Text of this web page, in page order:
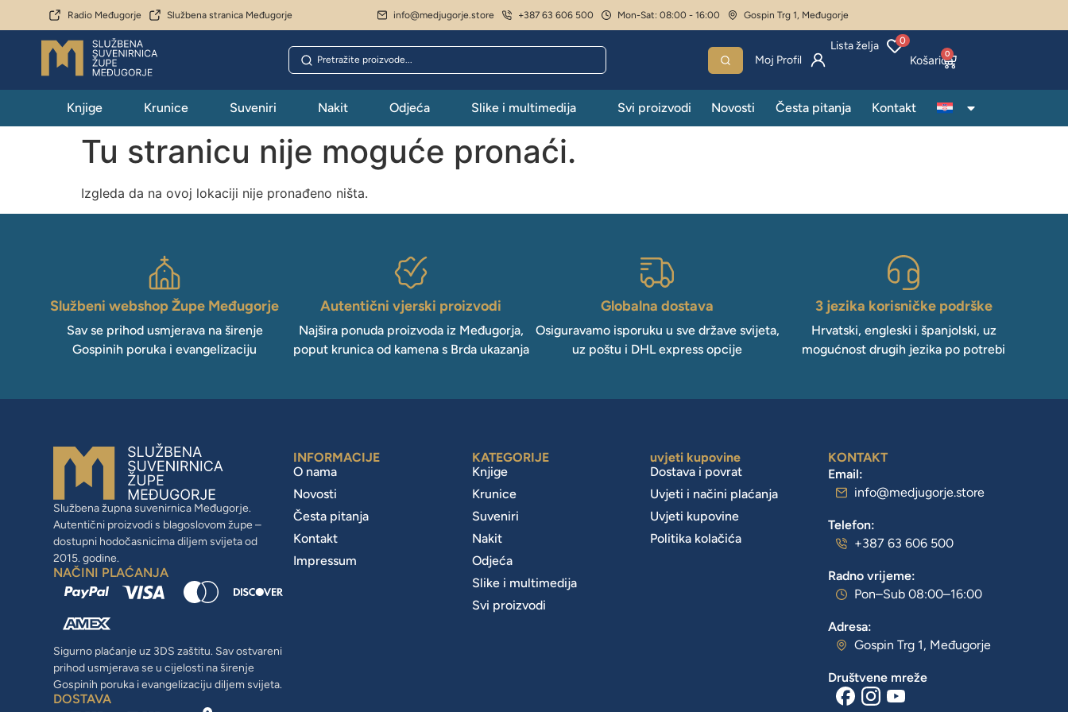
Radio Međugorje Službena stranica Međugorje info@medjugorje.store +387 63 606 500 Mon-Sat: 08:00 - 16:00 Gospin Trg 1, Međugorje
Lista želja 0
Moj Profil 0
Knjige Krunice Suveniri Nakit Odjeća Slike i multimedija Svi proizvodi Novosti Česta pitanja Kontakt
Tu stranicu nije moguće pronaći.
Izgleda da na ovoj lokaciji nije pronađeno ništa.
Službeni webshop Župe Međugorje
Sav se prihod usmjerava na širenje
Gospinih poruka i evangelizaciju
Autentični vjerski proizvodi
Najšira ponuda proizvoda iz Međugorja,
poput krunica od kamena s Brda ukazanja
Globalna dostava
Osiguravamo isporuku u sve države svijeta,
uz poštu i DHL express opcije
3 jezika korisničke podrške
Hrvatski, engleski i španjolski, uz
mogućnost drugih jezika po potrebi
Službena župna suvenirnica Međugorje.
Autentični proizvodi s blagoslovom župe –
dostupni hodočasnicima diljem svijeta od
2015. godine.
NAČINI PLAĆANJA
Sigurno plaćanje uz 3DS zaštitu. Sav ostvareni
prihod usmjerava se u cijelosti na širenje
Gospinih poruka i evangelizaciju diljem svijeta.
DOSTAVA
INFORMACIJE
O nama
Novosti
Česta pitanja
Kontakt
Impressum
KATEGORIJE
Knjige
Krunice
Suveniri
Nakit
Odjeća
Slike i multimedija
Svi proizvodi
uvjeti kupovine
Dostava i povrat
Uvjeti i načini plaćanja
Uvjeti kupovine
Politika kolačića
KONTAKT
Email:
info@medjugorje.store
Telefon:
+387 63 606 500
Radno vrijeme:
Pon–Sub 08:00–16:00
Adresa:
Gospin Trg 1, Međugorje
Društvene mreže